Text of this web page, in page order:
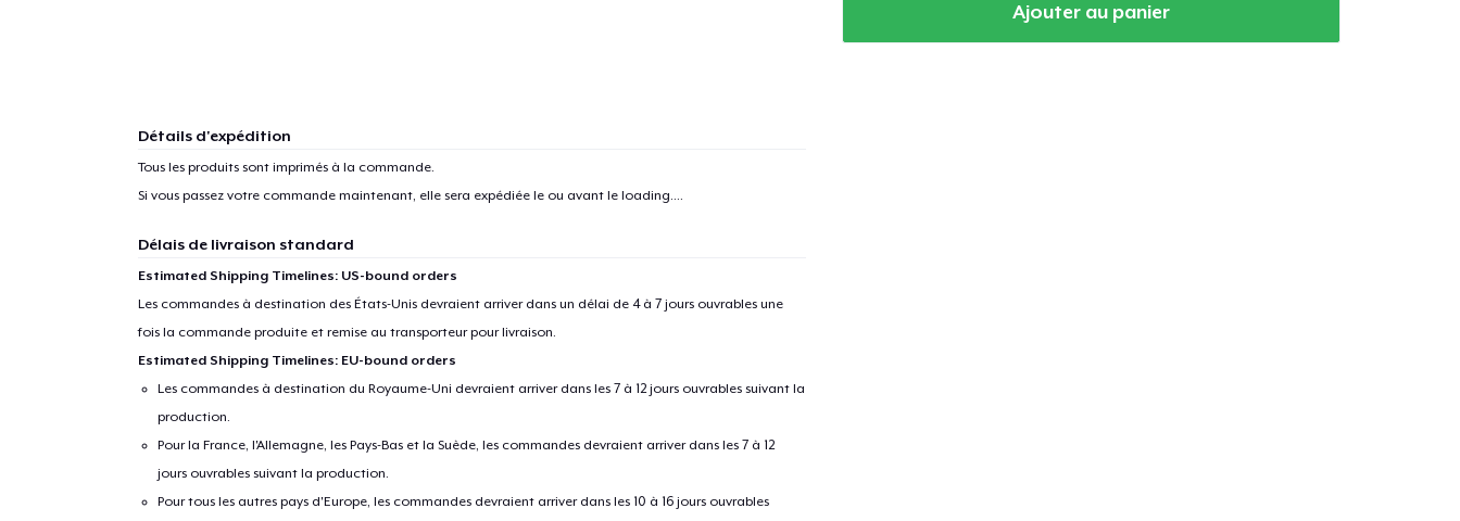
Ajouter au panier
Détails d'expédition
Tous les produits sont imprimés à la commande.
Si vous passez votre commande maintenant, elle sera expédiée le ou avant le loading....
Délais de livraison standard
Estimated Shipping Timelines: US-bound orders
Les commandes à destination des États-Unis devraient arriver dans un délai de 4 à 7 jours ouvrables une
fois la commande produite et remise au transporteur pour livraison.
Estimated Shipping Timelines: EU-bound orders
Les commandes à destination du Royaume-Uni devraient arriver dans les 7 à 12 jours ouvrables suivant la
production.
Pour la France, l'Allemagne, les Pays-Bas et la Suède, les commandes devraient arriver dans les 7 à 12
jours ouvrables suivant la production.
Pour tous les autres pays d'Europe, les commandes devraient arriver dans les 10 à 16 jours ouvrables
Unisex Classic Pullover Hoodie
Mug